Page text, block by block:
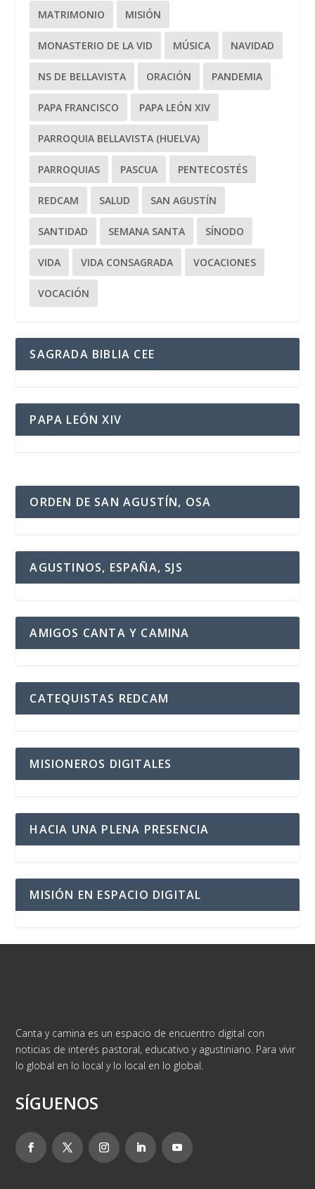
MATRIMONIO MISIÓN
MONASTERIO DE LA VID MÚSICA NAVIDAD
NS DE BELLAVISTA ORACIÓN PANDEMIA
PAPA FRANCISCO PAPA LEÓN XIV
PARROQUIA BELLAVISTA (HUELVA)
PARROQUIAS PASCUA PENTECOSTÉS
REDCAM SALUD SAN AGUSTÍN
SANTIDAD SEMANA SANTA SÍNODO
VIDA VIDA CONSAGRADA VOCACIONES
VOCACIÓN
SAGRADA BIBLIA CEE
PAPA LEÓN XIV
ORDEN DE SAN AGUSTÍN, OSA
AGUSTINOS, ESPAÑA, SJS
AMIGOS CANTA Y CAMINA
CATEQUISTAS REDCAM
MISIONEROS DIGITALES
HACIA UNA PLENA PRESENCIA
MISIÓN EN ESPACIO DIGITAL
Canta y camina es un espacio de encuentro digital con
noticias de interés pastoral, educativo y agustiniano. Para vivir
lo global en lo local y lo local en lo global.
SÍGUENOS